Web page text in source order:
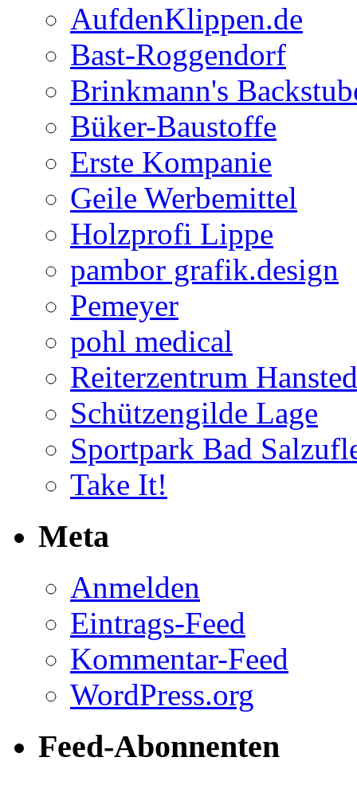
AufdenKlippen.de
Bast-Roggendorf
Brinkmann's
Büker-Baustoffe
Erste Kompanie
Geile Werbemittel
Holzprofi Lippe
pambor grafik.design
Pemeyer
pohl medical
Reiterzentrum
Schützengilde Lage
Sportpark Bad
Take It!
Meta
Anmelden
Eintrags-Feed
Kommentar-Feed
WordPress.org
Feed-Abonnenten